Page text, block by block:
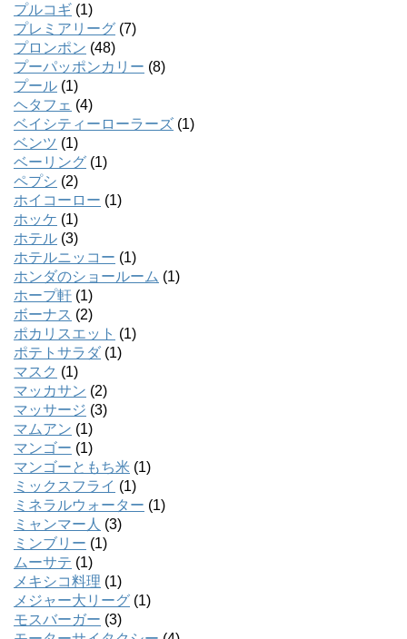
プルコギ (1)
プレミアリーグ (7)
プロンポン (48)
プーパッポンカリー (8)
プール (1)
ヘタフェ (4)
ベイシティーローラーズ (1)
ベンツ (1)
ベーリング (1)
ペプシ (2)
ホイコーロー (1)
ホッケ (1)
ホテル (3)
ホテルニッコー (1)
ホンダのショールーム (1)
ホープ軒 (1)
ボーナス (2)
ポカリスエット (1)
ポテトサラダ (1)
マスク (1)
マッカサン (2)
マッサージ (3)
マムアン (1)
マンゴー (1)
マンゴーともち米 (1)
ミックスフライ (1)
ミネラルウォーター (1)
ミャンマー人 (3)
ミンブリー (1)
ムーサテ (1)
メキシコ料理 (1)
メジャー大リーグ (1)
モスバーガー (3)